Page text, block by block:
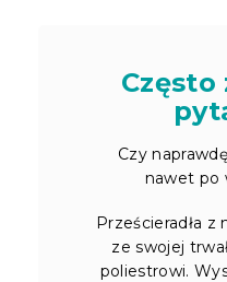
Często
Czy
nawet po
Prześcieradła z
ze swojej
poliestrowi.